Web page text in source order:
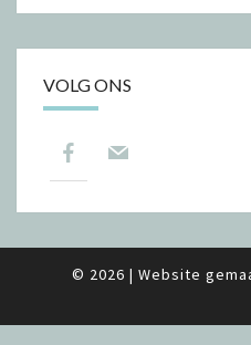
VOLG ONS
© 2026 | Website